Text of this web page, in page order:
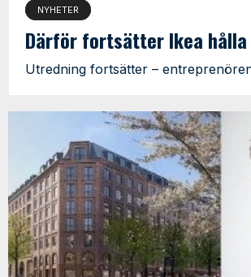
NYHETER
Därför fortsätter Ikea
Utredning fortsätter –